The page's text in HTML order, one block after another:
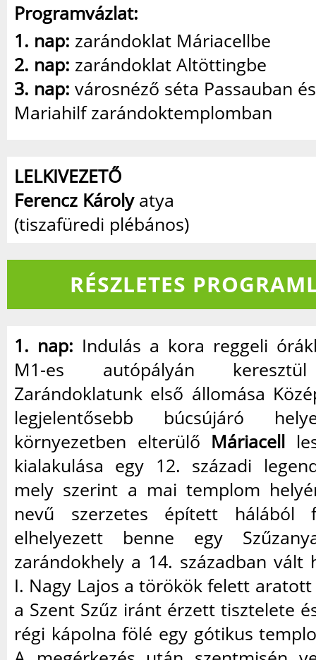
Programvázlat:
1. nap: zarándoklat Máriacellbe
2. nap: zarándoklat Altöttingbe
3. nap: városnéző séta Passauban
Mariahilf zarándoktemplomban
LELKIVEZETŐ
Ferencz Károlyatya
(tiszafüredi plébános)
RÉSZLETES
1. nap: Indulás a kora reggeli
M1-es autópályán
Zarándoklatunk első állomása
legjelentősebb búcsújáró
környezetben elterülő Máriacell
kialakulása egy 12. századi
mely szerint a mai templom
nevű szerzetes épített hálából
elhelyezett benne egy
zarándokhely a 14. században vált
I. Nagy Lajos a törökök felett
a Szent Szűz iránt érzett tisztelete
régi kápolna fölé egy gótikus